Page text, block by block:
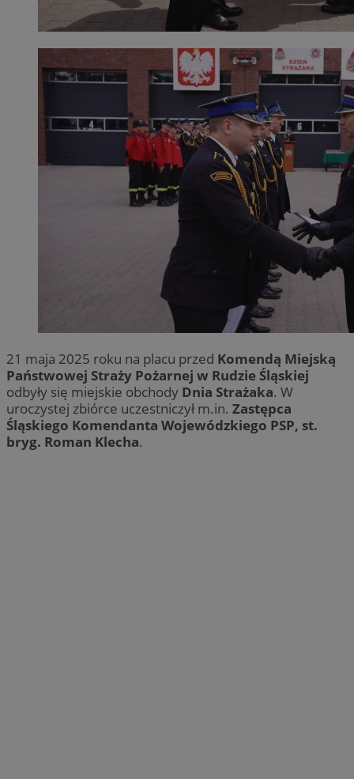
21 maja 2025 roku na placu przed Komendą Miejską
Państwowej Straży Pożarnej w Rudzie Śląskiej
odbyły się miejskie obchody Dnia Strażaka. W
uroczystej zbiórce uczestniczył m.in. Zastępca
Śląskiego Komendanta Wojewódzkiego PSP, st.
bryg. Roman Klecha.